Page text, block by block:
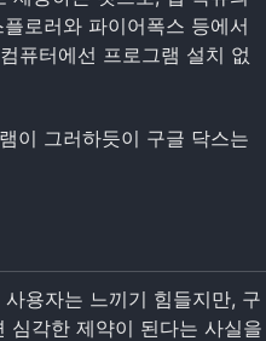
로러와 파이어폭스 등에서
퓨터에선 프로그램 설치 없
이 그러하듯이 구글 닥스는
용자는 느끼기 힘들지만, 구
심각한 제약이 된다는 사실을